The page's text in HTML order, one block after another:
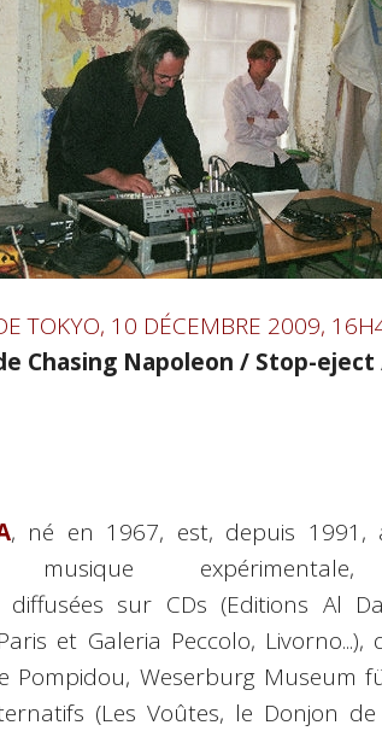
TOKYO, 10 DÉCEMBRE 2009,
Chasing Napoleon / Stop-eject
, né en 1967, est, depuis 1991,
expérimentale,
diffusées sur CDs (Editions Al
et Galeria Peccolo, Livorno...),
Pompidou, Weserburg Museum
(Les Voûtes, le Donjon